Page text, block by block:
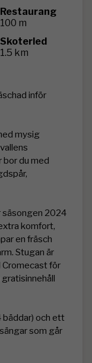
Restaurang
100 m
Skoterled
1.5 km
inför
mysig
du med
säsongen 2024
komfort,
en fräsch
Stugan är
Cromecast för
bäddar) och ett
som går